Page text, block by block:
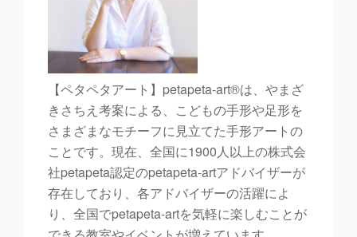
【ペタペタアート】petapeta-art®は、やまざ
きさちえ考案による、こどもの手形や足形を
さまざまなモチーフに見立てた手形アートの
ことです。現在、全国に1900人以上の株式会
社petapeta認定のpetapeta-artアドバイザーが
存在しており、各アドバイザーの活躍によ
り、全国でpetapeta-artを気軽に楽しむことが